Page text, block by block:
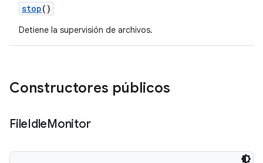
stop()
Detiene la supervisión de archivos.
Constructores públicos
FileIdleMonitor